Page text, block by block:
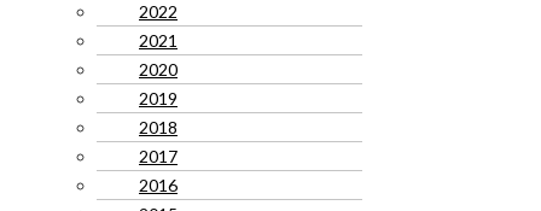
2022
2021
2020
2019
2018
2017
2016